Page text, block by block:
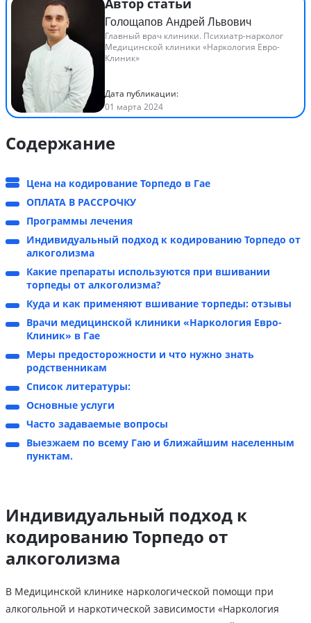
Голощапов Андрей Львович
Главный врач клиники. Психиатр-нарколог
Медицинской клиники «Наркология Евро-
Клиник»
Дата публикации:
01 марта 2024
Содержание
Цена на кодирование Торпедо в Гае
ОПЛАТА В РАССРОЧКУ
Программы лечения
Индивидуальный подход к кодированию Торпедо от
алкоголизма
Какие препараты используются при вшивании
торпеды от алкоголизма?
Куда и как применяют вшивание торпеды: отзывы
Врачи медицинской клиники «Наркология Евро-
Клиник» в Гае
Меры предосторожности и что нужно знать
родственникам
Список литературы:
Основные услуги
Часто задаваемые вопросы
Выезжаем по всему Гаю и ближайшим населенным
пунктам.
Индивидуальный подход к
кодированию Торпедо от
алкоголизма
В Медицинской клинике наркологической помощи при
алкогольной и наркотической зависимости «Наркология